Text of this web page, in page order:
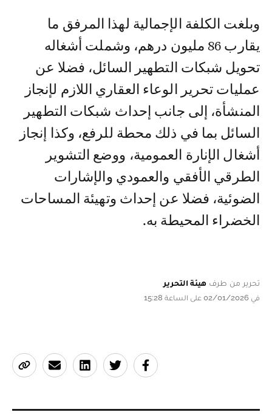
وبلغت الكلفة الإجمالية لهذا المرفق ما
يقارب 86 مليون درهم، وشملت أشغاله
تحويل شبكات التطهير السائل، فضلا عن
عمليات تحرير الوعاء العقاري اللازم لإنجاز
المنشأة، إلى جانب إحداث شبكات التطهير
السائل بما في ذلك محطة للرفع، وكذا إنجاز
أشغال الإنارة العمومية، ووضع التشوير
الطرقي الأفقي والعمودي والإشارات
الضوئية، فضلا عن إحداث وتهيئة المساحات
الخضراء المحيطة به.
تحرير من طرف هيئة التحرير
في 02/01/2026 على الساعة 15:28